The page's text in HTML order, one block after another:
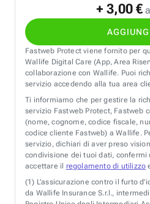
+ 3,00 €
Fastweb Protect viene fornito per
Wallife Digital Care (App, Area
collaborazione con Wallife. Puoi
servizio accedendo alla tua area
Ti informiamo che per gestire la
servizio Fastweb Protect, Fastweb
(nome, cognome, codice fiscale,
codice cliente Fastweb) a Wallife.
servizio, dichiari di aver preso
condivisione dei tuoi dati, confermi
accettare il regolamento di utilizzo
(1) L’assicurazione contro il furto
da Wallife Insurance S.r.l.,